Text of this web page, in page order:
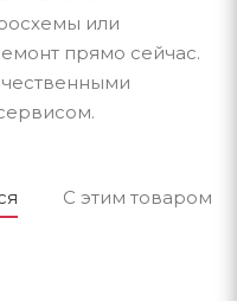
или
прямо сейчас.
С этим товаром